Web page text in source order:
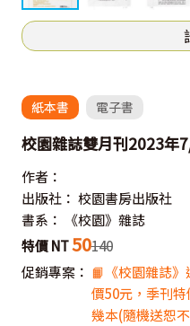
紙本書 電子書
校園雜誌雙月刊2023年
作者：
出版社： 校園書房出版社
書系：
《校園》雜誌
特價 NT50140
促銷專案： 📙《校園雜誌
價50元，季刊
幾本(隨機送恕